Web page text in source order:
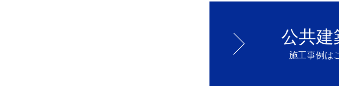
公共建
施工事例は